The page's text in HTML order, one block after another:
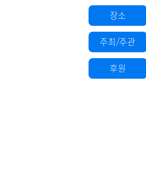
장소
주최/주관
후원